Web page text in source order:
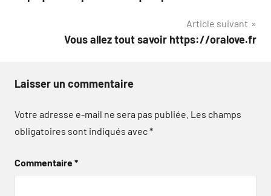
de
Article suivant
Vous allez tout savoir https://oralove.fr
Laisser un commentaire
Votre adresse e-mail ne sera pas publiée. Les champs
obligatoires sont indiqués avec*
Commentaire*